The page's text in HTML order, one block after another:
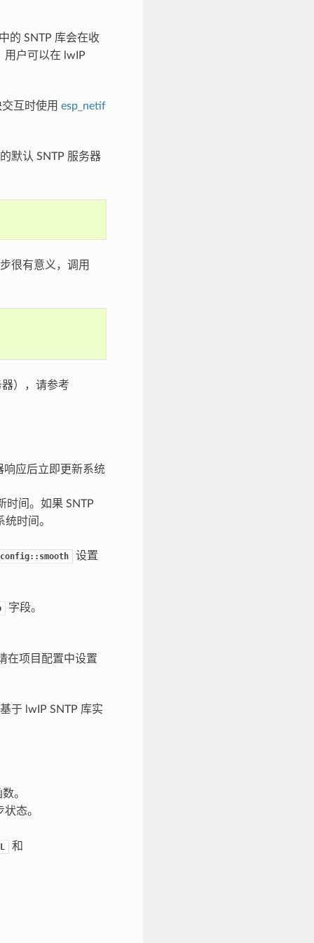
的 SNTP 库会在收
用户可以在 lwIP
互时使用 esp_netif
默认 SNTP 服务器
很有意义，调用
），请参考
响应后立即更新系统
时间。如果 SNTP
时间。
设置
字段。
在项目配置中设置
于 lwIP SNTP 库实
。
态。
和